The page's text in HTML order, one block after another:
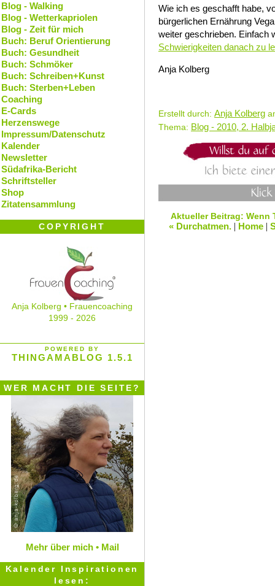
Wie ich es geschafft habe,
bürgerlichen Ernährung
weiter geschrieben. Einfach
Schwierigkeiten danach zu
Anja Kolberg
Erstellt durch: Anja Kolberg
Thema: Blog - 2010, 2.
Aktueller Beitrag: Wenn
« Durchatmen.| Home|
Blog - Walking
Blog - Wetterkapriolen
Blog - Zeit für mich
Buch: Beruf Orientierung
Buch: Gesundheit
Buch: Schmöker
Buch: Schreiben+Kunst
Buch: Sterben+Leben
Coaching
E-Cards
Herzenswege
Impressum/Datenschutz
Kalender
Newsletter
Südafrika-Bericht
Schriftsteller
Shop
Zitatensammlung
COPYRIGHT
Anja Kolberg • Frauencoaching
1999 - 2026
POWERED BY
THINGAMABLOG 1.5.1
WER MACHT DIE SEITE?
Mehr über mich • Mail
Kalender Inspirationen
lesen: